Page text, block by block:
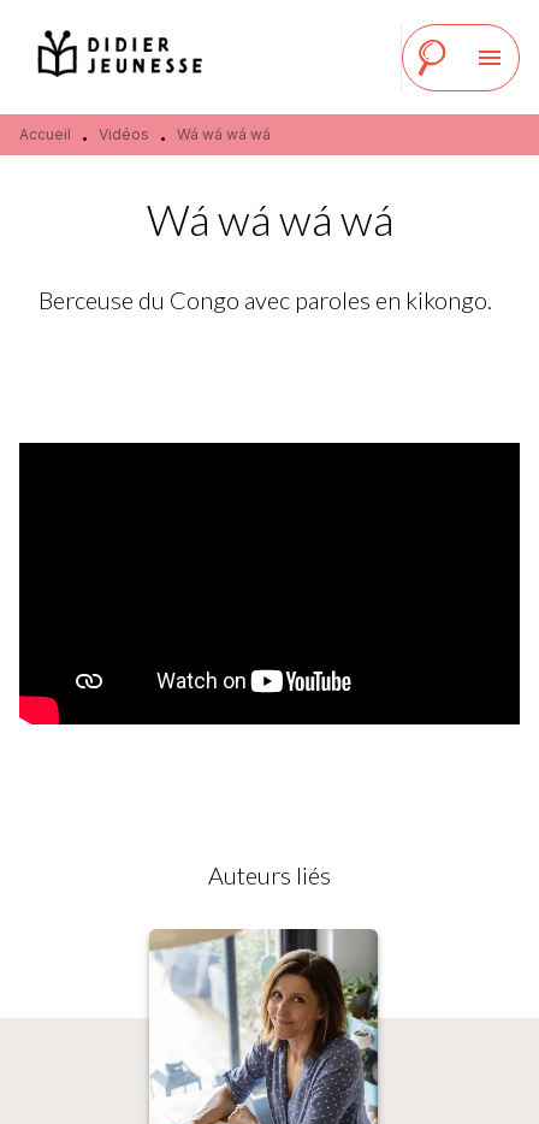
MENU RECHERCHE
PIED DE PAGE
menu
Accueil • Vidéos • Wá wá wá wá
Wá wá wá wá
Berceuse du Congo avec paroles en kikongo.
Auteurs liés